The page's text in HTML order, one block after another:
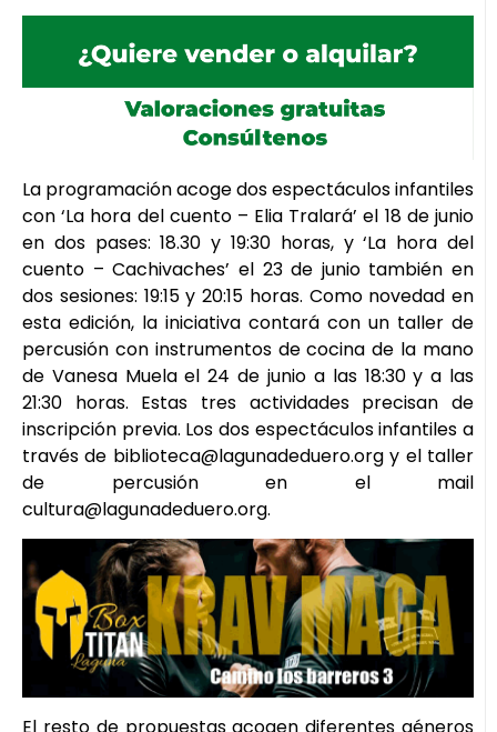
La programación acoge dos espectáculos infantiles
con ‘La hora del cuento – Elia Tralará’ el 18 de junio
en dos pases: 18.30 y 19:30 horas, y ‘La hora del
cuento – Cachivaches’ el 23 de junio también en
dos sesiones: 19:15 y 20:15 horas. Como novedad en
esta edición, la iniciativa contará con un taller de
percusión con instrumentos de cocina de la mano
de Vanesa Muela el 24 de junio a las 18:30 y a las
21:30 horas. Estas tres actividades precisan de
inscripción previa. Los dos espectáculos infantiles a
través de biblioteca@lagunadeduero.org y el taller
de percusión en el mail
cultura@lagunadeduero.org.
El resto de propuestas acogen diferentes géneros